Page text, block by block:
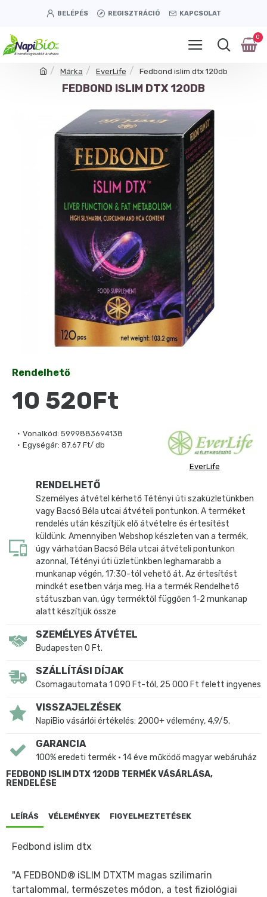
BELÉPÉS REGISZTRÁCIÓ KAPCSOLAT
0
Márka EverLife Fedbond islim dtx 120db
FEDBOND ISLIM DTX 120DB
Vonalkód: 5999883694138
Egységár: 87.67 Ft/ db
EverLife
Rendelhető
10 520Ft
RENDELHETŐ
Személyes átvétel kérhető Tétényi úti szaküzletünkben
vagy Bacsó Béla utcai átvételi pontunkon. A terméket
rendelés után készítjük elő átvételre és értesítést
küldünk. Amennyiben Webshop készleten van a termék,
úgy várhatóan Bacsó Béla utcai átvételi pontunkon
azonnal, Tétényi úti üzletünkben leghamarabb a
munkanap végén, 17:30-tól vehető át. Az értesítést
mindkét esetben várja meg. Ha a termék Rendelhető
státuszban van, úgy terméktől függően 1-2 munkanap
alatt készítjük össze
SZEMÉLYES ÁTVÉTEL
Budapesten 0 Ft.
SZÁLLÍTÁSI DÍJAK
Csomagautomata 1 090 Ft-tól, 25 000 Ft felett ingyenes
VISSZAJELZÉSEK
NapiBio vásárlói értékelés: 2000+ vélemény, 4,9/5.
GARANCIA
100% eredeti termék • 14 éve működő magyar webáruház
FEDBOND ISLIM DTX 120DB TERMÉK VÁSÁRLÁSA,
RENDELÉSE
LEÍRÁS VÉLEMÉNYEK FIGYELMEZTETÉSEK
Fedbond islim dtx
"A FEDBOND® iSLIM DTXTM magas szilimarin
tartalommal, természetes módon, a test fiziológiai